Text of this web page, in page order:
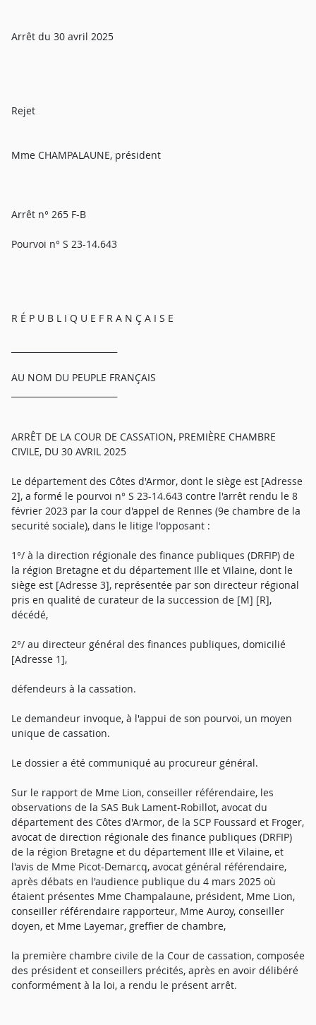
Arrêt du 30 avril 2025
Rejet
Mme CHAMPALAUNE, président
Arrêt n° 265 F-B
Pourvoi n° S 23-14.643
R É P U B L I Q U E F R A N Ç A I S E
AU NOM DU PEUPLE FRANÇAIS
ARRÊT DE LA COUR DE CASSATION, PREMIÈRE CHAMBRE
CIVILE, DU 30 AVRIL 2025
Le département des Côtes d'Armor, dont le siège est [Adresse
2], a formé le pourvoi n° S 23-14.643 contre l'arrêt rendu le 8
février 2023 par la cour d'appel de Rennes (9e chambre de la
securité sociale), dans le litige l'opposant :
1°/ à la direction régionale des finance publiques (DRFIP) de
la région Bretagne et du département Ille et Vilaine, dont le
siège est [Adresse 3], représentée par son directeur régional
pris en qualité de curateur de la succession de [M] [R],
décédé,
2°/ au directeur général des finances publiques, domicilié
[Adresse 1],
défendeurs à la cassation.
Le demandeur invoque, à l'appui de son pourvoi, un moyen
unique de cassation.
Le dossier a été communiqué au procureur général.
Sur le rapport de Mme Lion, conseiller référendaire, les
observations de la SAS Buk Lament-Robillot, avocat du
département des Côtes d'Armor, de la SCP Foussard et Froger,
avocat de direction régionale des finance publiques (DRFIP)
de la région Bretagne et du département Ille et Vilaine, et
l'avis de Mme Picot-Demarcq, avocat général référendaire,
après débats en l'audience publique du 4 mars 2025 où
étaient présentes Mme Champalaune, président, Mme Lion,
conseiller référendaire rapporteur, Mme Auroy, conseiller
doyen, et Mme Layemar, greffier de chambre,
la première chambre civile de la Cour de cassation, composée
des président et conseillers précités, après en avoir délibéré
conformément à la loi, a rendu le présent arrêt.